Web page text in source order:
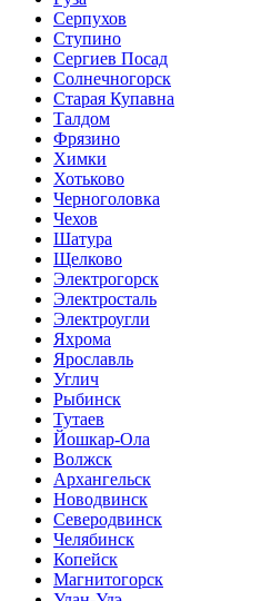
Серпухов
Ступино
Сергиев Посад
Солнечногорск
Старая Купавна
Талдом
Фрязино
Химки
Хотьково
Черноголовка
Чехов
Шатура
Щелково
Электрогорск
Электросталь
Электроугли
Яхрома
Ярославль
Углич
Рыбинск
Тутаев
Йошкар-Ола
Волжск
Архангельск
Новодвинск
Северодвинск
Челябинск
Копейск
Магнитогорск